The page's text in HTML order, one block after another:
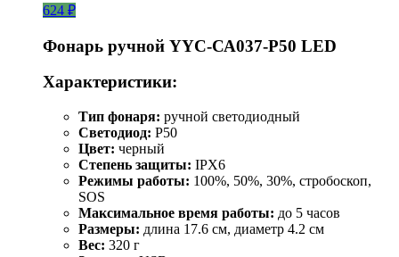
624 ₽
Фонарь ручной YYC-СА037-Р50 LED
Характеристики:
Тип фонаря: ручной светодиодный
Светодиод: P50
Цвет: черный
Степень защиты: IPX6
Режимы работы: 100%, 50%, 30%, стробоскоп,
SOS
Максимальное время работы: до 5 часов
Размеры: длина 17.6 см, диаметр 4.2 см
Вес: 320 г